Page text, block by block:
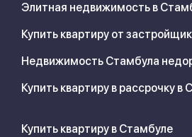
Элитная недвижимость в
Купить квартиру от
Недвижимость Стамбула
Купить квартиру в рассрочку в
Купить квартиру в Стамбуле